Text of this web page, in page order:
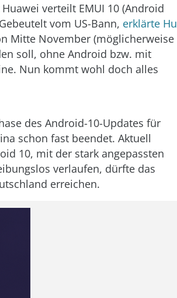
verteilt EMUI 10 (Android
vom US-Bann, erklärte Hu
Mitte November (möglicherweise
soll, ohne Android bzw. mit
Nun kommt wohl doch alles
des Android-10-Updates für
schon fast beendet. Aktuell
10, mit der stark angepassten
verlaufen, dürfte das
erreichen.